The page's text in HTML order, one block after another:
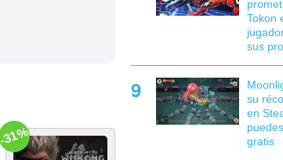
Tokon
sus
su
en
gratis